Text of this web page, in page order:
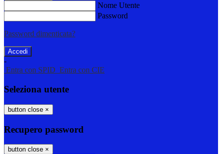
Nome Utente
Password
Password dimenticata?
-
Entra con SPID Entra con CIE
Seleziona utente
button close ×
Recupero password
button close ×